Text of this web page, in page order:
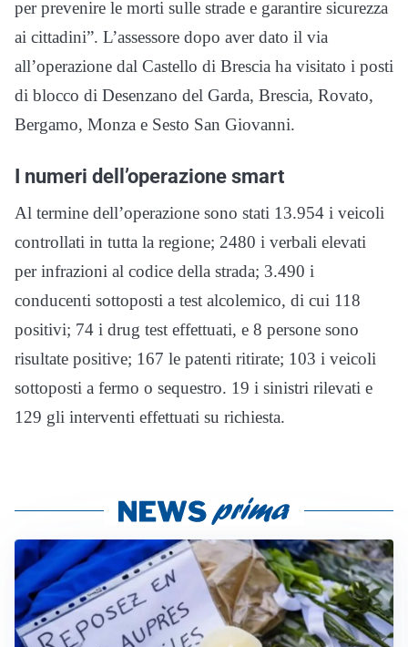
per prevenire le morti sulle strade e garantire sicurezza
ai cittadini”. L’assessore dopo aver dato il via
all’operazione dal Castello di Brescia ha visitato i posti
di blocco di Desenzano del Garda, Brescia, Rovato,
Bergamo, Monza e Sesto San Giovanni.
I numeri dell’operazione smart
Al termine dell’operazione sono stati 13.954 i veicoli
controllati in tutta la regione; 2480 i verbali elevati
per infrazioni al codice della strada; 3.490 i
conducenti sottoposti a test alcolemico, di cui 118
positivi; 74 i drug test effettuati, e 8 persone sono
risultate positive; 167 le patenti ritirate; 103 i veicoli
sottoposti a fermo o sequestro. 19 i sinistri rilevati e
129 gli interventi effettuati su richiesta.